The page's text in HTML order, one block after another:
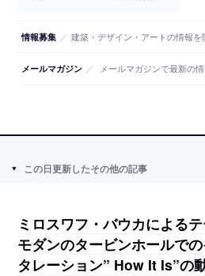
情報募集 ／ 建築・デザイン・アートの情報を
メールマガジン ／ メールマガジンで最新の
この日更新したその他の記事
ミロスワフ・バウカによるテ
モダンのタービンホールで
タレーション” How It Is”の